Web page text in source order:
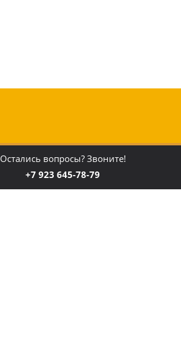
Остались вопросы? Звоните!
+7 923 645-78-79